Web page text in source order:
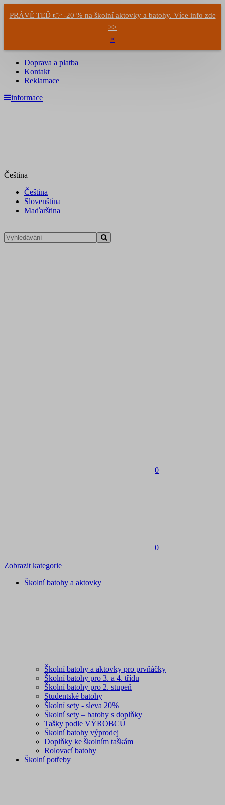
PRÁVĚ TEĎ 👉 -20 % na školní aktovky a batohy. Více info zde
>>
×
Doprava a platba
Kontakt
Reklamace
informace
Čeština
Čeština
Slovenština
Maďarština
0
0
Zobrazit kategorie
Školní batohy a aktovky
Školní batohy a aktovky pro prvňáčky
Školní batohy pro 3. a 4. třídu
Školní batohy pro 2. stupeň
Studentské batohy
Školní sety - sleva 20%
Školní sety – batohy s doplňky
Tašky podle VÝROBCŮ
Školní batohy výprodej
Doplňky ke školním taškám
Rolovací batohy
Školní potřeby